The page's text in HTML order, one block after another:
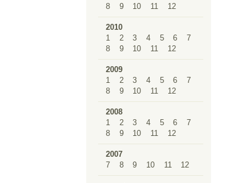
8
9 10 11 12
2010
1
2 3 4 5 6
7
8
9 10 11 12
2009
1
2 3 4 5 6
7
8
9 10 11 12
2008
1
2 3 4 5 6
7
8
9 10 11 12
2007
7
8 9 10 11 12